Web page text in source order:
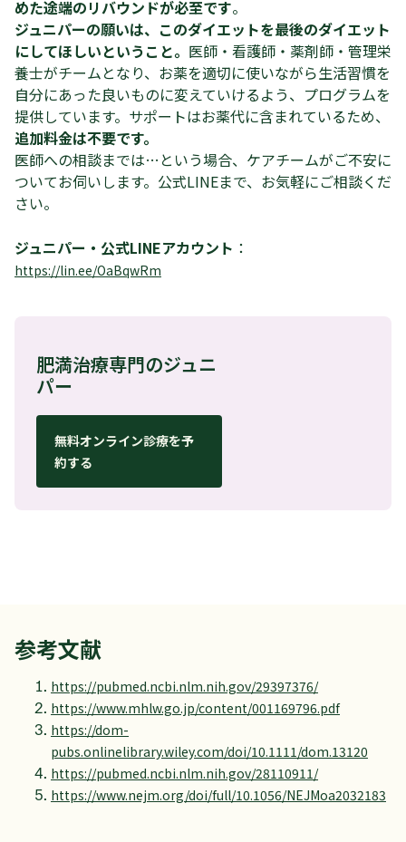
めた途端のリバウンドが必至です。
ジュニパーの願いは、このダイエットを最後のダイエット
にしてほしいということ。 医師・看護師・薬剤師・管理栄
養士がチームとなり、お薬を適切に使いながら生活習慣を
自分にあった良いものに変えていけるよう、プログラムを
提供しています。サポートはお薬代に含まれているため、
追加料金は不要です。
医師への相談までは…という場合、ケアチームがご不安に
ついてお伺いします。公式LINEまで、お気軽にご相談くだ
さい。
ジュニパー・公式LINEアカウント ：
https://lin.ee/OaBqwRm
肥満治療専門のジュニ
パー
無料オンライン診療を予
約する
参考文献
https://pubmed.ncbi.nlm.nih.gov/29397376/
https://www.mhlw.go.jp/content/001169796.pdf
https://dom-
pubs.onlinelibrary.wiley.com/doi/10.1111/dom.13120
https://pubmed.ncbi.nlm.nih.gov/28110911/
https://www.nejm.org/doi/full/10.1056/NEJMoa2032183